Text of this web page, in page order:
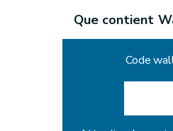
Que contient
Code